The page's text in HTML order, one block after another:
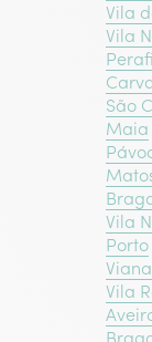
Vila
Vila
São
Maia
Vila
Porto
Vila